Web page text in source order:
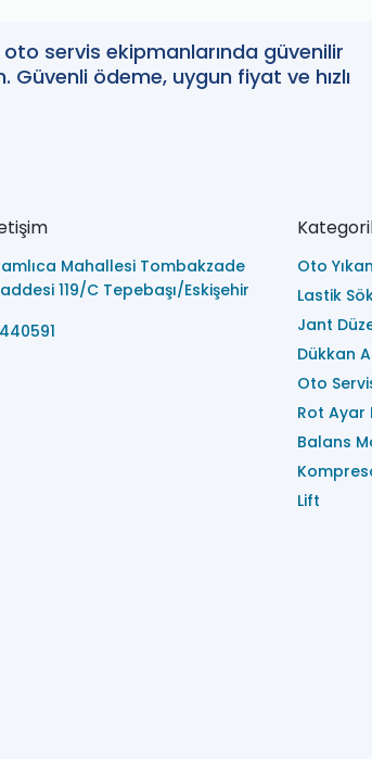
servis ekipmanlarında güvenilir
ödeme, uygun fiyat ve hızlı
Mahallesi Tombakzade
119/C Tepebaşı/Eskişehir
Oto
Lastik
Jant
Dükkan
Oto
Rot Ayar
Balans
Lift